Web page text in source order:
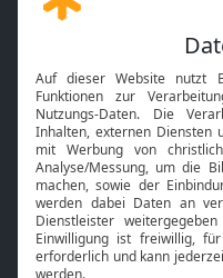
Gott und Bibel erklärt
Neuigkeiten
Bibel TV